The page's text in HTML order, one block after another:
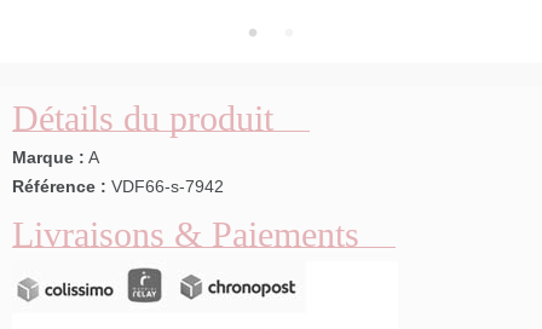
Détails du produit
Marque : A
Référence : VDF66-s-7942
Livraisons & Paiements